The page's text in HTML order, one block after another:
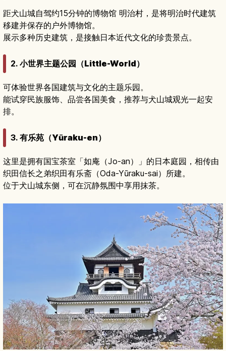
距犬山城自驾约15分钟的博物馆 明治村，是将明治时代建筑
移建并保存的户外博物馆。
展示多种历史建筑，是接触日本近代文化的珍贵景点。
2. 小世界主题公园（Little-World）
可体验世界各国建筑与文化的主题乐园。
能试穿民族服饰、品尝各国美食，推荐与犬山城观光一起安
排。
3. 有乐苑（Yūraku-en）
这里是拥有国宝茶室「如庵（Jo-an）」的日本庭园，相传由
织田信长之弟织田有乐斋（Oda-Yūraku-sai）所建。
位于犬山城东侧，可在沉静氛围中享用抹茶。